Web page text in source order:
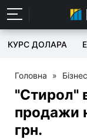
КУРС ДОЛАРА
Головна » Бізнес
"Стирол"
продажи
грн.